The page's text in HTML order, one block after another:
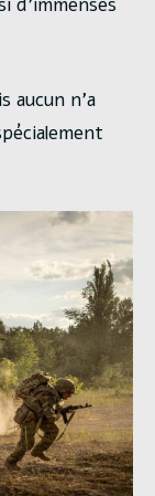
aucun n’a